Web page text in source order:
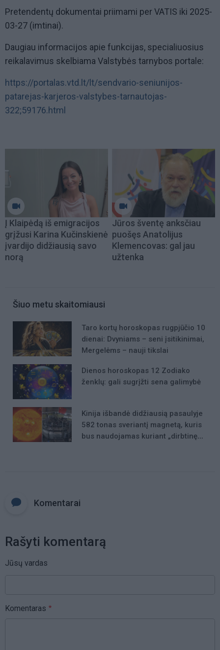
Pretendentų dokumentai priimami per VATIS iki 2025-
03-27 (imtinai).
Daugiau informacijos apie funkcijas, specialiuosius
reikalavimus skelbiama Valstybės tarnybos portale:
https://portalas.vtd.lt/lt/sendvario-seniunijos-
patarejas-karjeros-valstybes-tarnautojas-
322;59176.html
Į Klaipėdą iš emigracijos
grįžusi Karina Kučinskienė
įvardijo didžiausią savo
norą
Jūros šventę anksčiau
puošęs Anatolijus
Klemencovas: gal jau
užtenka
Šiuo metu skaitomiausi
Taro kortų horoskopas rugpjūčio 10
dienai: Dvyniams – seni įsitikinimai,
Mergelėms – nauji tikslai
Dienos horoskopas 12 Zodiako
ženklų: gali sugrįžti sena galimybė
Kinija išbandė didžiausią pasaulyje
582 tonas sveriantį magnetą, kuris
bus naudojamas kuriant „dirbtinę
Komentarai
Rašyti komentarą
Jūsų vardas
Komentaras